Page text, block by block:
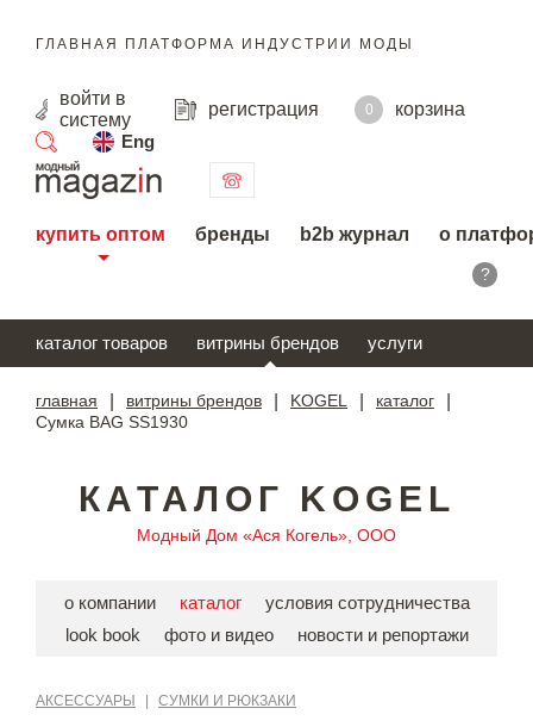
ГЛАВНАЯ ПЛАТФОРМА ИНДУСТРИИ МОДЫ
войти в
систему
регистрация 0
корзина
Eng
поиск
купить оптом бренды b2b журнал о
?
каталог товаров витрины брендов услуги
главная витрины брендов KOGEL каталог
Сумка BAG SS1930
КАТАЛОГ KOGEL
Модный Дом «Ася Когель», ООО
о компании каталог
условия сотрудничества
look book
фото и видео новости и репортажи
АКСЕССУАРЫ СУМКИ И РЮКЗАКИ